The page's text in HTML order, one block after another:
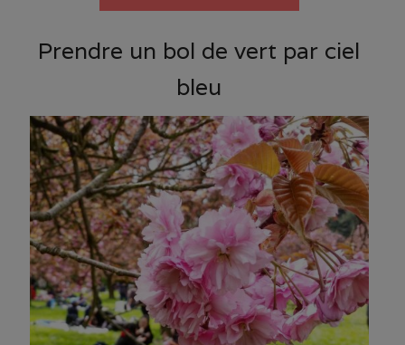
Prendre un bol de vert par ciel
bleu